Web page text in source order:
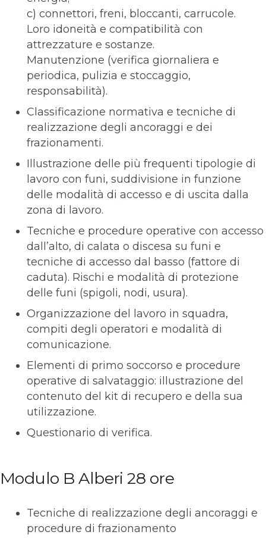
c) connettori, freni, bloccanti, carrucole.
Loro idoneità e compatibilità con
attrezzature e sostanze.
Manutenzione (verifica giornaliera e
periodica, pulizia e stoccaggio,
responsabilità).
Classificazione normativa e tecniche di
realizzazione degli ancoraggi e dei
frazionamenti.
Illustrazione delle più frequenti tipologie di
lavoro con funi, suddivisione in funzione
delle modalità di accesso e di uscita dalla
zona di lavoro.
Tecniche e procedure operative con accesso
dall’alto, di calata o discesa su funi e
tecniche di accesso dal basso (fattore di
caduta). Rischi e modalità di protezione
delle funi (spigoli, nodi, usura).
Organizzazione del lavoro in squadra,
compiti degli operatori e modalità di
comunicazione.
Elementi di primo soccorso e procedure
operative di salvataggio: illustrazione del
contenuto del kit di recupero e della sua
utilizzazione.
Questionario di verifica.
Modulo B Alberi 28 ore
Tecniche di realizzazione degli ancoraggi e
procedure di frazionamento